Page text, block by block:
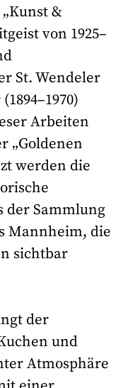
&
von 1925–
St. Wendeler
Arbeiten
„Goldenen
werden die
der Sammlung
Mannheim, die
sichtbar
der
und
Atmosphäre